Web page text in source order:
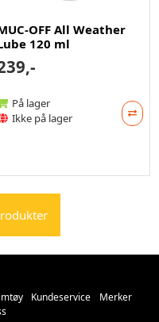
OFF All Weather
120 ml
På lager
Ikke på lager
Kundeservice
Merker